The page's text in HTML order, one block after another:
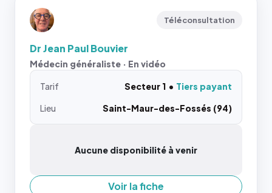
Téléconsultation
Dr Jean Paul Bouvier
Médecin généraliste · En vidéo
Tarif Secteur 1
Tiers payant
Lieu
Saint-Maur-des-Fossés (94)
Aucune disponibilité à venir
Voir la fiche